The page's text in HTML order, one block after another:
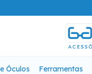
Óculos Ferramentas